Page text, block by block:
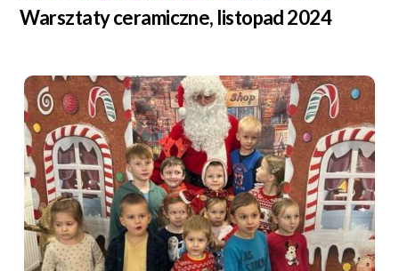
Warsztaty ceramiczne, listopad 2024